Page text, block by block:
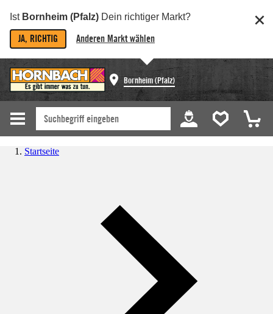
Ist Bornheim (Pfalz) Dein richtiger Markt?
JA, RICHTIG Anderen Markt wählen
Bornheim (Pfalz)
Startseite